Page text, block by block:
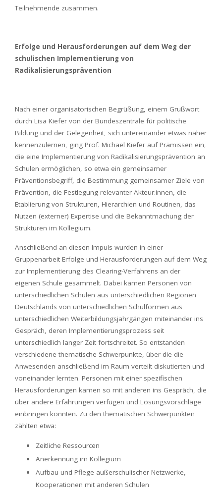
Teilnehmende zusammen.
Erfolge und Herausforderungen auf dem Weg der
schulischen Implementierung von
Radikalisierungsprävention
Nach einer organisatorischen Begrüßung, einem Grußwort
durch Lisa Kiefer von der Bundeszentrale für politische
Bildung und der Gelegenheit, sich untereinander etwas näher
kennenzulernen, ging Prof. Michael Kiefer auf Prämissen ein,
die eine Implementierung von Radikalisierungsprävention an
Schulen ermöglichen, so etwa ein gemeinsamer
Präventionsbegriff, die Bestimmung gemeinsamer Ziele von
Prävention, die Festlegung relevanter Akteur:innen, die
Etablierung von Strukturen, Hierarchien und Routinen, das
Nutzen (externer) Expertise und die Bekanntmachung der
Strukturen im Kollegium.
Anschließend an diesen Impuls wurden in einer
Gruppenarbeit Erfolge und Herausforderungen auf dem Weg
zur Implementierung des Clearing-Verfahrens an der
eigenen Schule gesammelt. Dabei kamen Personen von
unterschiedlichen Schulen aus unterschiedlichen Regionen
Deutschlands von unterschiedlichen Schulformen aus
unterschiedlichen Weiterbildungsjahrgängen miteinander ins
Gespräch, deren Implementierungsprozess seit
unterschiedlich langer Zeit fortschreitet. So entstanden
verschiedene thematische Schwerpunkte, über die die
Anwesenden anschließend im Raum verteilt diskutierten und
voneinander lernten. Personen mit einer spezifischen
Herausforderungen kamen so mit anderen ins Gespräch, die
über andere Erfahrungen verfügen und Lösungsvorschläge
einbringen konnten. Zu den thematischen Schwerpunkten
zählten etwa:
Zeitliche Ressourcen
Anerkennung im Kollegium
Aufbau und Pflege außerschulischer Netzwerke,
Kooperationen mit anderen Schulen